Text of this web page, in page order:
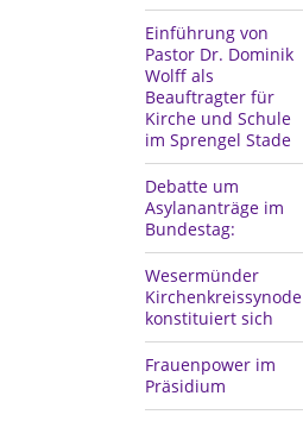
Einführung von
Pastor Dr. Dominik
Wolff als
Beauftragter für
Kirche und Schule
im Sprengel Stade
Debatte um
Asylananträge im
Bundestag:
Wesermünder
Kirchenkreissynode
konstituiert sich
Frauenpower im
Präsidium